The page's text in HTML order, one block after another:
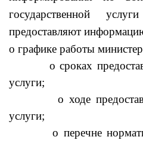
государственной
предоставляют
о графике работы
о сроках
услуги;
о ходе
услуги;
о перечне